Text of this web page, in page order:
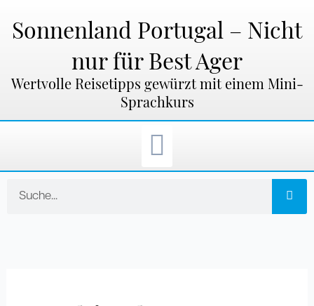
Inhalt
springen
Sonnenland Portugal – Nicht
nur für Best Ager
Wertvolle Reisetipps gewürzt mit einem Mini-
Sprachkurs